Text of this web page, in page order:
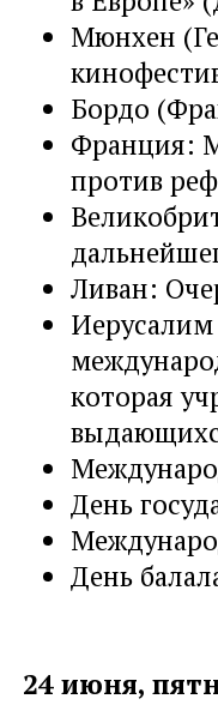
Мюнхен
Бордо
Франция:
против
Ливан:
которая
День
День
24 июня,